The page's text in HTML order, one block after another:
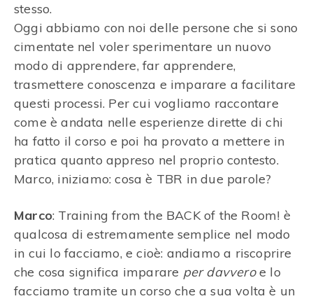
stesso.
Oggi abbiamo con noi delle persone che si sono
cimentate nel voler sperimentare un nuovo
modo di apprendere, far apprendere,
trasmettere conoscenza e imparare a facilitare
questi processi. Per cui vogliamo raccontare
come è andata nelle esperienze dirette di chi
ha fatto il corso e poi ha provato a mettere in
pratica quanto appreso nel proprio contesto.
Marco, iniziamo: cosa è TBR in due parole?
Marco: Training from the BACK of the Room! è
qualcosa di estremamente semplice nel modo
in cui lo facciamo, e cioè: andiamo a riscoprire
che cosa significa imparare per davveroe lo
facciamo tramite un corso che a sua volta è un